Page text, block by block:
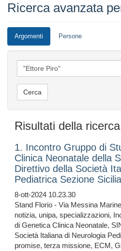
Ricerca avanzata
Argomenti Persone
Risultati della ricerca
1. Incontro Gruppo di
Clinica Neonatale della
Direttivo della Società
Pediatrica Sezione
8-ott-2024 10.23.30
Stand Florio - Via Messina
notizia, unipa, specializzazioni,
di Genetica Clinica Neonatale,
Società Italiana di Neurologia
promise, terza missione, ECM,